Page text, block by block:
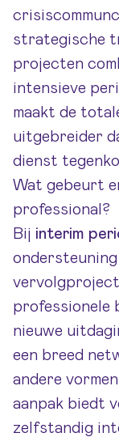
strategische
projecten
intensieve
maakt de
uitgebreider
dienst
Wat gebeurt
professional?
Bij interim
professionele
nieuwe
een breed
andere
aanpak biedt
zelfstandig